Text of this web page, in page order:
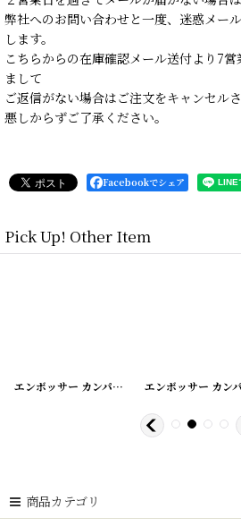
弊社へのお問い合わせと一度、迷惑メー
します。
こちらからの在庫確認メール送付より7
まして
ご返信がない場合はご注文をキャンセルさ
悪しからずご了承ください。
Facebookでシェア
Pick Up! Other Item
[20200424-14]エンボッサー カンパニーシール [20200424-13
商品カテゴリ